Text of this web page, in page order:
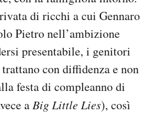
di ricchi a cui Gennaro
Pietro nell’ambizione
presentabile, i genitori
con diffidenza e non
festa di compleanno di
aBig Little Lies), così